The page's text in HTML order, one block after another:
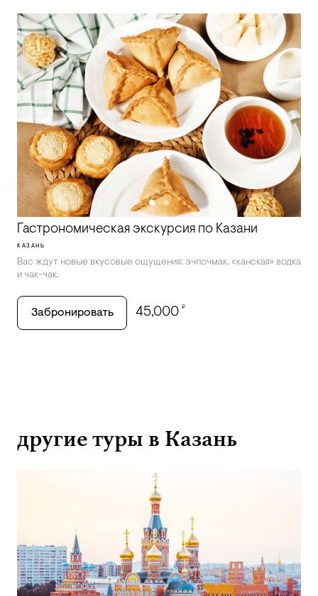
Гастрономическая экскурсия по Казани
КАЗАНЬ
Вас ждут новые вкусовые ощущения: эчпочмак, «ханская» водка
и чак-чак.
Забронировать 45,000 ₽
другие туры в Казань